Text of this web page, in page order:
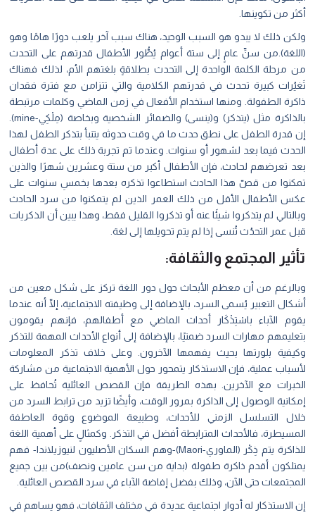
أكثر من تكوينها.
ولكن ذلك لا يبدو هو السبب الوحيد، هناك سبب آخر يلعب دورًا هامًا وهو
(اللغة).من سنِّ عامٍ إلى ستة أعوام يُطُّور الأطفال قدرتهم على التحدث
من مرحلة الكلمة الواحدة إلى التحدث بطلاقةٍ بلغتهم الأم، لذلك فهناك
تَغيُرات كبيرة تحدث في قدرتهم الكلامية والتي تتزامن مع فترة فقدان
ذاكرة الطفولة. ومنها استخدام الأفعال في زمن الماضي وكلمات مرتبطة
بالذاكرة مثل (يتذكر) و(ينسى) والضمائر الشخصية وبخاصة (مِلْكِي-mine).
إن قدرة الطفل على نطق حدث ما في وقت حدوثه يتنبأ بتذكر الطفل لهذا
الحدث فيما بعد لشهور أو سنوات. وعندما تم تجربة ذلك على عدة أطفال
بعد تعرضهم لحادث، فإن الأطفال أكبر من ستة وعشرين شهرًا والذين
تمكنوا من قصّ هذا الحادث استطاعوا تذكره بعدها بخمسِ سنوات على
عكس الأطفال الأقل من ذلك العمر الذين لم يتمكنوا من سرد الحادث
وبالتالي لم يتذكروا شيئَا عنه أو تذكروا القليل فقط، وهذا يبين أن الذكريات
قبل عمر التحدُث تُنسى إذا لم يتم تحويلها إلى لغة.
تأثير المجتمع والثقافة:
وبالرغم من أن معظم الأبحاث حول دور اللغة تركز على شكل معين من
أشكال التعبير يُسمى السرد، بالإضافة إلى وظيفته الاجتماعية، إلّا أنه عندما
يقوم الآباء باسْتِذْكَار أحداث الماضي مع أطفالهم، فإنهم يقومون
بتعليمهم مهارات السرد ضمنيًا، بالإضافة إلى أنواع الأحداث المهمة للتذكر
وكيفية بلورتها بحيث يفهمها الآخرون. وعلى خلاف تذكر المعلومات
لأسباب عملية، فإن الاستذكار يتمحور حول الأهمية الاجتماعية من مشاركة
الخبرات مع الآخرين. بهذه الطريقة فإن القصص العائلية تُحافظ على
إمكانية الوصول إلى الذاكرة بمرور الوقت، وأيضًا تزيد من ترابط السرد من
خلال التسلسل الزمني للأحداث، وطبيعة الموضوع وقوة العاطفة
المسيطرة، فالأحداث المترابطة أفضل في التذكر. وكمثالٍ على أهمية اللغة
للذاكرة يتم ذِكْر (الماوري-Maori)-وهم السكان الأصليون لنيوزيلاندا- فهم
يمتلكون أقدم ذاكرة طفولة (بداية من سن عامين ونصف)من بين جميع
المجتمعات حتى الآن، وذلك بفضل إفاضة الآباء في سرد القصص العائلية.
إن الاستذكار له أدوار اجتماعية عديدة في مختلف الثقافات، فهو يساهم في